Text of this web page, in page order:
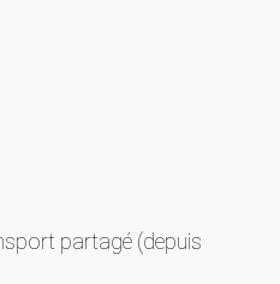
partagé (depuis